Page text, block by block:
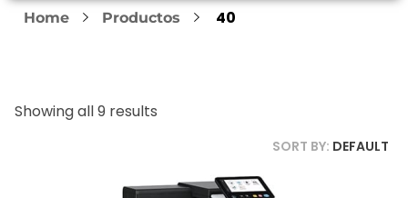
Home Productos 40
Showing all 9 results
SORT BY: DEFAULT